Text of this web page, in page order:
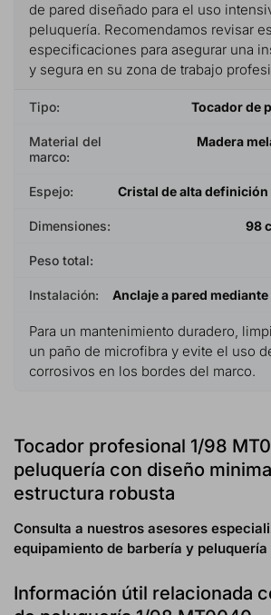
de pared diseñado para el uso
peluquería. Recomendamos revisar
especificaciones para asegurar una
y segura en su zona de trabajo
Tipo: Tocador de
Material del
marco:
Madera
Espejo: Cristal de alta
Dimensiones: 98
Peso total:
Instalación: Anclaje a pared
Para un mantenimiento duradero,
un paño de microfibra y evite el uso
corrosivos en los bordes del marco.
Tocador profesional 1/98
peluquería con diseño
estructura robusta
Consulta a nuestros asesores
equipamiento de barbería y
Información útil relacionada